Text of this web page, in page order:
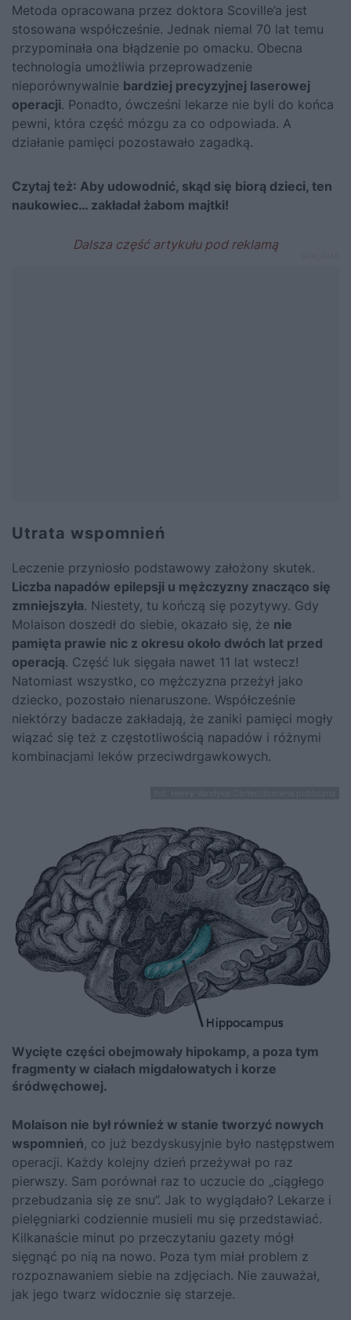
Metoda opracowana przez doktora Scoville’a jest
stosowana współcześnie. Jednak niemal 70 lat temu
przypominała ona błądzenie po omacku. Obecna
technologia umożliwia przeprowadzenie
nieporównywalnie bardziej precyzyjnej laserowej
operacji. Ponadto, ówcześni lekarze nie byli do końca
pewni, która część mózgu za co odpowiada. A
działanie pamięci pozostawało zagadką.
Czytaj też: Aby udowodnić, skąd się biorą dzieci, ten
naukowiec… zakładał żabom majtki!
Utrata wspomnień
Leczenie przyniosło podstawowy założony skutek.
Liczba napadów epilepsji u mężczyzny znacząco się
zmniejszyła. Niestety, tu kończą się pozytywy. Gdy
Molaison doszedł do siebie, okazało się, że nie
pamięta prawie nic z okresu około dwóch lat przed
operacją. Część luk sięgała nawet 11 lat wstecz!
Natomiast wszystko, co mężczyzna przeżył jako
dziecko, pozostało nienaruszone. Współcześnie
niektórzy badacze zakładają, że zaniki pamięci mogły
wiązać się też z częstotliwością napadów i różnymi
kombinacjami leków przeciwdrgawkowych.
Wycięte części obejmowały hipokamp, a poza tym
fragmenty w ciałach migdałowatych i korze
śródwęchowej.
Molaison nie był również w stanie tworzyć nowych
wspomnień, co już bezdyskusyjnie było następstwem
operacji. Każdy kolejny dzień przeżywał po raz
pierwszy. Sam porównał raz to uczucie do „ciągłego
przebudzania się ze snu”. Jak to wyglądało? Lekarze i
pielęgniarki codziennie musieli mu się przedstawiać.
Kilkanaście minut po przeczytaniu gazety mógł
sięgnąć po nią na nowo. Poza tym miał problem z
rozpoznawaniem siebie na zdjęciach. Nie zauważał,
jak jego twarz widocznie się starzeje.